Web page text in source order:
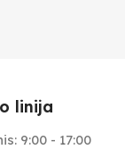
linija
9:00 - 17:00